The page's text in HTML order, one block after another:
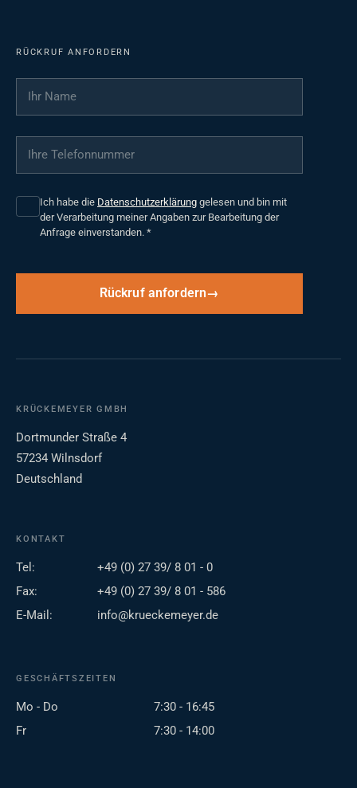
RÜCKRUF ANFORDERN
Ihr Name
Ihre Telefonnummer
Ich habe die Datenschutzerklärung gelesen und bin mit
der Verarbeitung meiner Angaben zur Bearbeitung der
Anfrage einverstanden. *
Rückruf anfordern
KRÜCKEMEYER GMBH
Dortmunder Straße 4
57234 Wilnsdorf
Deutschland
KONTAKT
Tel:
+49 (0) 27 39/ 8 01 - 0
Fax:
+49 (0) 27 39/ 8 01 - 586
E-Mail:
info@krueckemeyer.de
GESCHÄFTSZEITEN
Mo - Do
7:30 - 16:45
Fr
7:30 - 14:00